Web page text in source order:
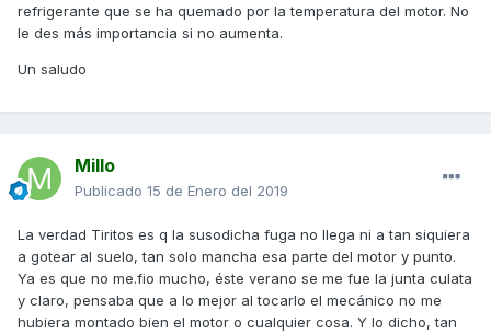
refrigerante que se ha quemado por la temperatura del motor. No
le des más importancia si no aumenta.
Un saludo
Millo
Publicado 15 de Enero del 2019
La verdad Tiritos es q la susodicha fuga no llega ni a tan siquiera
a gotear al suelo, tan solo mancha esa parte del motor y punto.
Ya es que no me.fio mucho, éste verano se me fue la junta culata
y claro, pensaba que a lo mejor al tocarlo el mecánico no me
hubiera montado bien el motor o cualquier cosa. Y lo dicho, tan